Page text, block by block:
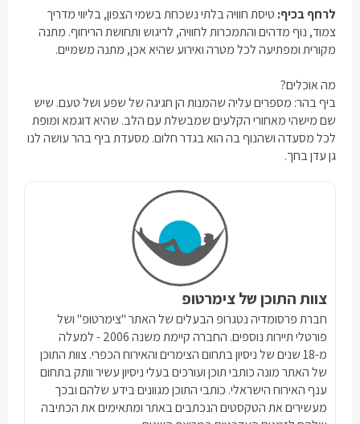
לרחף בכיף: טיסת חוויה בלתי נשכחת בשמי הצפון, בליווי מדריך
צמוד, נוף מדהים והתמכרות לחוויה, לריגוש ותחושת הריחוף. מתנה
מקורית ומפתיעה לכל מטרה ואירוע שהיא אכן, מתנה משמיים.
מה אוכלים?
ביף בהר: מספרים עליה שהמנות הן חגיגה של שפע ושל טעם. שיש
שם מישהי מאחורי הקלעים שמבשלת עם הלב. שהיא דוגמא ומופת
לכל מסעדה ושהנוף בה הוא בגדר חלום. מסעדת ביף בהר עושה לנו
גן עדן בחך.
צוות התוכן של צימרטופ
חברת פרסומדיה נטגרופ הבעלים של האתר "צימרטופ" ושל
פורטלי תיירות נוספים. החברה קיימת משנה 2006 - למעלה
מ-18 שנים של ניסיון בתחום הצימרים והאירוח הכפרי. צוות התוכן
של האתר מונה כותבי תוכן ועורכים בעלי ניסיון עשיר וותק בתחום
ענף האירוח הישראלי. כותבי התוכן מגוונים בידע שלהם ובכך
מעשירים את הטקסטים הנכתבים באתר ומתאימים את הכתיבה